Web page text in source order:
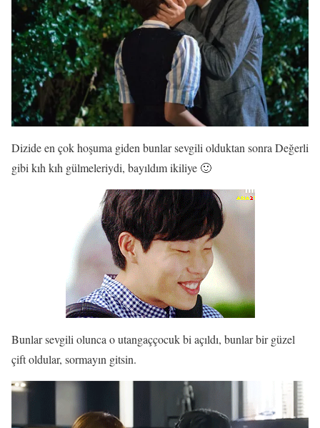
Dizide en çok hoşuma giden bunlar sevgili olduktan sonra Değerli
gibi kıh kıh gülmeleriydi, bayıldım ikiliye 🙂
Bunlar sevgili olunca o utangaççocuk bi açıldı, bunlar bir güzel
çift oldular, sormayın gitsin.